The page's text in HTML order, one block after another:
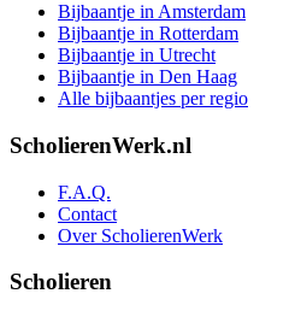
Bijbaantje in Amsterdam
Bijbaantje in Rotterdam
Bijbaantje in Utrecht
Bijbaantje in Den Haag
Alle bijbaantjes per regio
ScholierenWerk.nl
F.A.Q.
Contact
Over ScholierenWerk
Scholieren